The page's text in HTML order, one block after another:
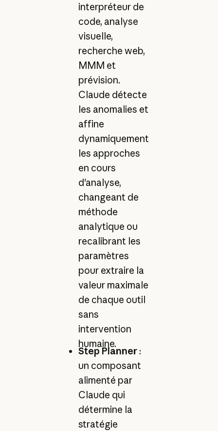
interpréteur de
code, analyse
visuelle,
recherche web,
MMM et
prévision.
Claude détecte
les anomalies et
affine
dynamiquement
les approches
en cours
d'analyse,
changeant de
méthode
analytique ou
recalibrant les
paramètres
pour extraire la
valeur maximale
de chaque outil
sans
intervention
humaine.
Step Planner:
un composant
alimenté par
Claude qui
détermine la
stratégie